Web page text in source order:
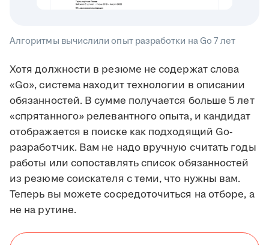
Алгоритмы вычислили опыт разработки на Go 7 лет
Хотя должности в резюме не содержат слова
«Go», система находит технологии в описании
обязанностей. В сумме получается больше 5 лет
«спрятанного» релевантного опыта, и кандидат
отображается в поиске как подходящий Go-
разработчик. Вам не надо вручную считать годы
работы или сопоставлять список обязанностей
из резюме соискателя с теми, что нужны вам.
Теперь вы можете сосредоточиться на отборе, а
не на рутине.